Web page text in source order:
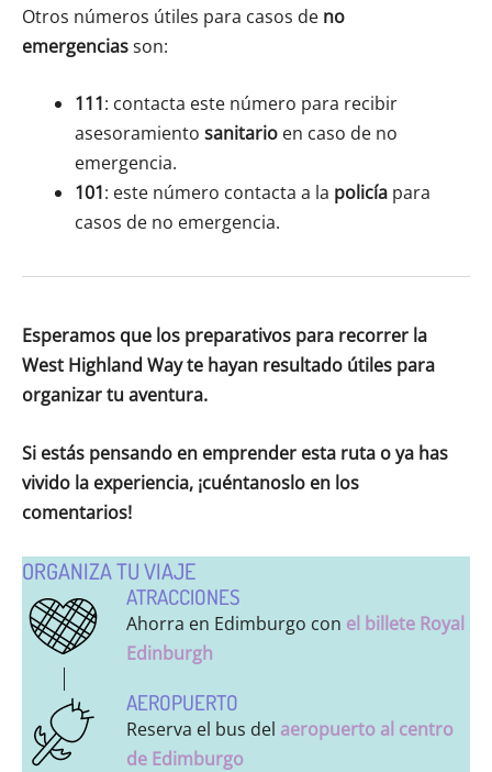
Otros números útiles para casos de no
emergenciasson:
111: contacta este número para recibir
asesoramiento sanitario en caso de no
emergencia.
101: este número contacta a la policía para
casos de no emergencia.
Esperamos que los preparativos para recorrer la
West Highland Way te hayan resultado útiles para
organizar tu aventura.
Si estás pensando en emprender esta ruta o ya has
vivido la experiencia, ¡cuéntanoslo en los
comentarios!
ORGANIZA TU VIAJE
ATRACCIONES
Ahorra en Edimburgo con el billete Royal
Edinburgh
AEROPUERTO
Reserva el bus del aeropuerto al centro
de Edimburgo